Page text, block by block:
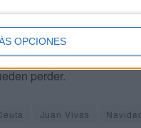
OPCIONES
Así, el día 27 de
Mayor (Plaza de los
a cabo la próxima
perder.
Juan Vivas